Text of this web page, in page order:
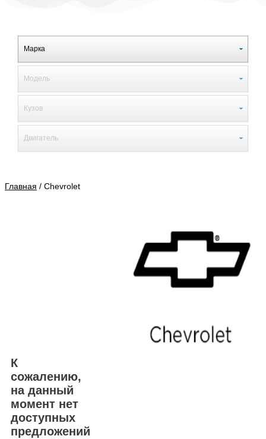
Главная / Chevrolet
К
сожалению,
на данный
момент нет
доступных
предложений